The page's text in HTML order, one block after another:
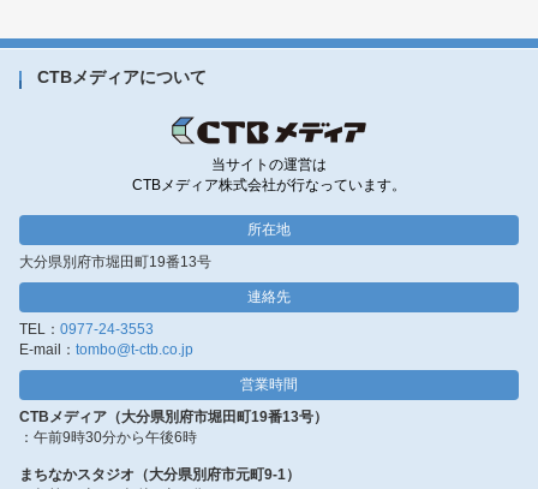
CTBメディアについて
当サイトの運営は
CTBメディア株式会社が行なっています。
所在地
大分県別府市堀田町19番13号
連絡先
TEL： 0977-24-3553
E-mail： tombo@t-ctb.co.jp
営業時間
CTBメディア（大分県別府市堀田町19番13号）
：午前9時30分から午後6時
まちなかスタジオ（大分県別府市元町9-1）